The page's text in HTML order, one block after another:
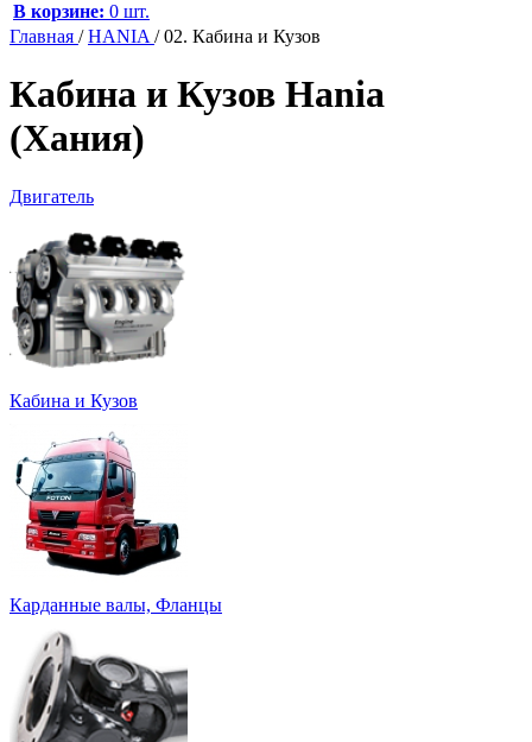
В корзине: 0 шт.
Главная /HANIA /02. Кабина и Кузов
Кабина и Кузов Hania
(Хания)
Двигатель
Кабина и Кузов
Карданные валы, Фланцы